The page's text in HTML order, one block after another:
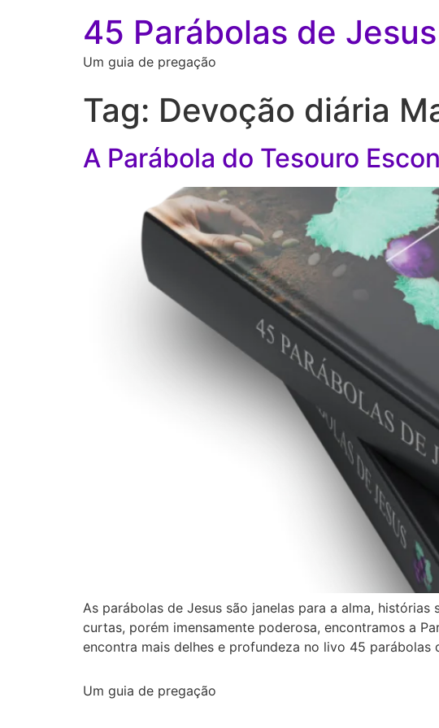
45 Parábolas de Jesus
Um guia de pregação
Tag: Devoção diária
A Parábola do Tesouro
As parábolas de Jesus são janelas para a alma,
curtas, porém imensamente poderosa, encontramos a
encontra mais delhes e profundeza no livo 45 parábolas
Um guia de pregação